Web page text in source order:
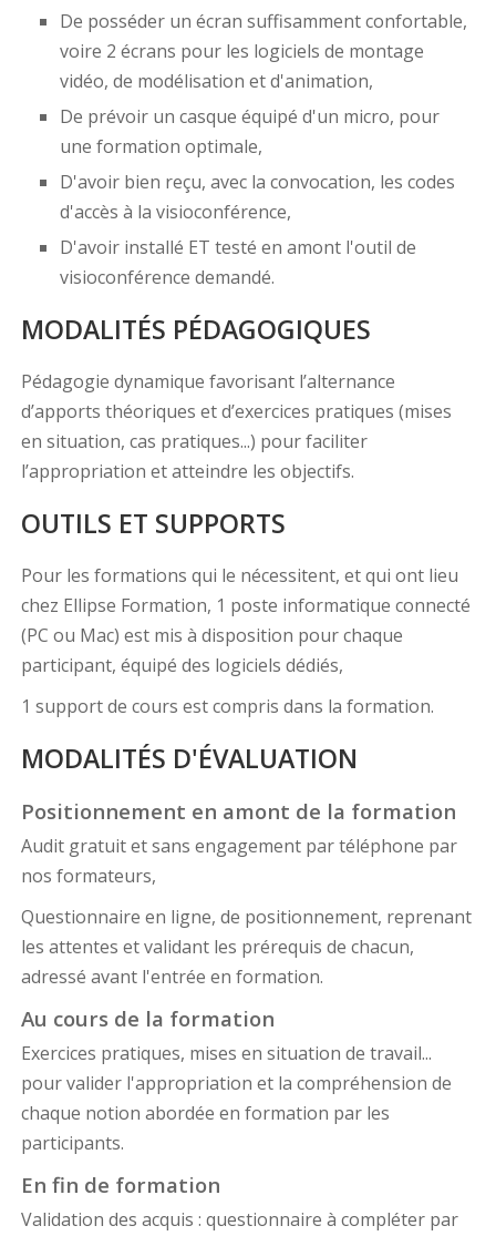
De posséder un écran suffisamment confortable,
voire 2 écrans pour les logiciels de montage
vidéo, de modélisation et d'animation,
De prévoir un casque équipé d'un micro, pour
une formation optimale,
D'avoir bien reçu, avec la convocation, les codes
d'accès à la visioconférence,
D'avoir installé ET testé en amont l'outil de
visioconférence demandé.
MODALITÉS PÉDAGOGIQUES
Pédagogie dynamique favorisant l’alternance
d’apports théoriques et d’exercices pratiques (mises
en situation, cas pratiques...) pour faciliter
l’appropriation et atteindre les objectifs.
OUTILS ET SUPPORTS
Pour les formations qui le nécessitent, et qui ont lieu
chez Ellipse Formation, 1 poste informatique connecté
(PC ou Mac) est mis à disposition pour chaque
participant, équipé des logiciels dédiés,
1 support de cours est compris dans la formation.
MODALITÉS D'ÉVALUATION
Positionnement en amont de la formation
Audit gratuit et sans engagement par téléphone par
nos formateurs,
Questionnaire en ligne, de positionnement, reprenant
les attentes et validant les prérequis de chacun,
adressé avant l'entrée en formation.
Au cours de la formation
Exercices pratiques, mises en situation de travail...
pour valider l'appropriation et la compréhension de
chaque notion abordée en formation par les
participants.
En fin de formation
Validation des acquis : questionnaire à compléter par